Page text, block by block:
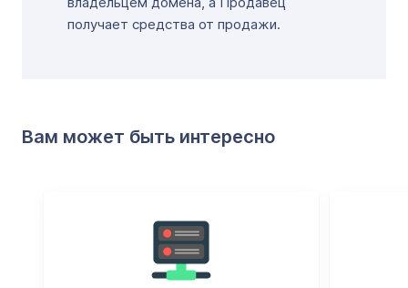
получает средства от продажи.
Вам может быть интересно